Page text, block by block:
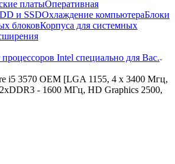
платыОперативная
и SSDОхлаждение компьютераБлоки
блоковКорпуса для системных
Intel специально для Вас.
i5 3570 OEM [LGA 1155, 4 x 3400 Мгц,
- 1600 МГц, HD Graphics 2500,